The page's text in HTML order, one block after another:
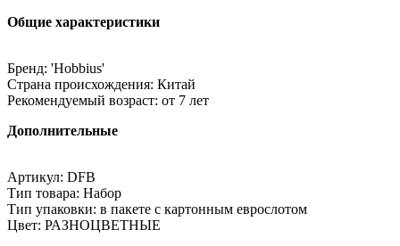
Общие характеристики
Бренд: 'Hobbius'
Страна происхождения: Китай
Рекомендуемый возраст: от 7 лет
Дополнительные
Артикул: DFB
Тип товара: Набор
Тип упаковки: в пакете с картонным еврослотом
Цвет: РАЗНОЦВЕТНЫЕ